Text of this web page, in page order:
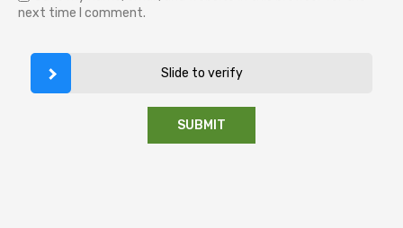
next time I comment.
Slide to verify